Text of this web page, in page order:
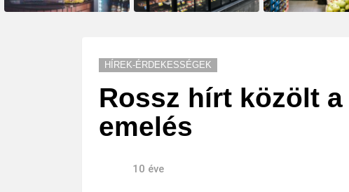
HÍREK-ÉRDEKESSÉGEK
Rossz hírt közölt a
emelés
10 éve